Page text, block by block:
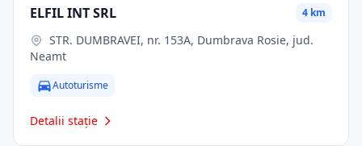
ELFIL INT SRL 4 km
Neamt
Autoturisme
Detalii stație